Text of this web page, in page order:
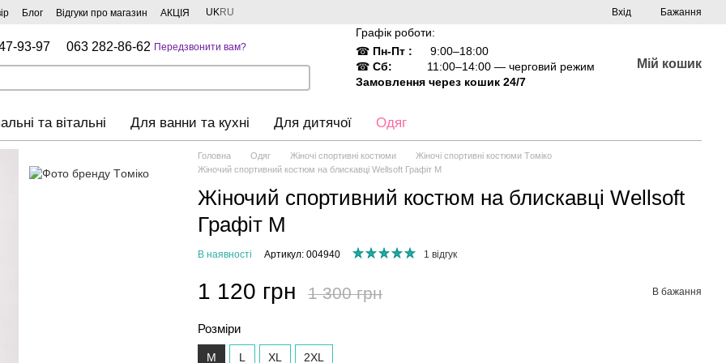
Блог Відгуки про магазин АКЦІЯ UKRU Вхід Бажання
93-97 063 282-86-62 Передзвонити вам?
Графік роботи:
☎ Пн-Пт :
9:00–18:00
☎Сб:
11:00–14:00 — черговий режим
Замовлення через кошик 24/7
Мій кошик
та вітальні Для ванни та кухні Для дитячої Одяг
Головна Одяг Жіночі спортивні костюми
Жіночі спортивні костюми Tоміко
Жіночий спортивний костюм на блискавці Wellsoft Графіт М
Жіночий спортивний костюм на блискавці Wellsoft
Графіт М
В наявності Артикул: 004940 1 відгук
1 120 грн 1 300 грн В бажання
Розміри
M L XL 2XL